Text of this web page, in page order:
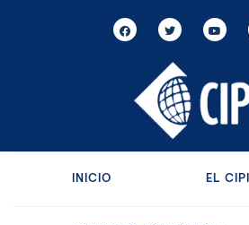
INICIO EL CIPI